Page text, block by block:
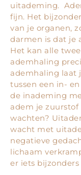
uitademing.
fijn. Het
van je organen,
darmen is dat je
Het kan alle
ademhaling
ademhaling laat
tussen een in-
de inademing
adem je zuurstof
wachten?
wacht met
negatieve
lichaam
er iets